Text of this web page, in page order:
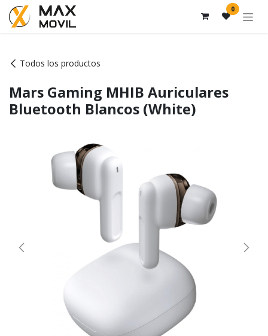
Ir al contenido 0
Todos los productos
Mars Gaming MHIB Auriculares
Bluetooth Blancos (White)